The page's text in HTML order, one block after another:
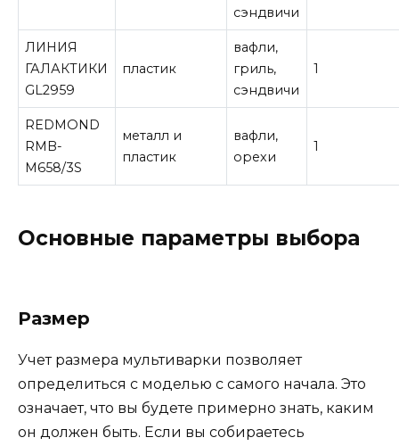
сэндвичи
ЛИНИЯ
ГАЛАКТИКИ
GL2959
пластик
вафли,
гриль,
сэндвичи
1
REDMOND
RMB-
M658/3S
металл и
пластик
вафли,
орехи
1
Основные параметры выбора
Размер
Учет размера мультиварки позволяет
определиться с моделью с самого начала. Это
означает, что вы будете примерно знать, каким
он должен быть. Если вы собираетесь